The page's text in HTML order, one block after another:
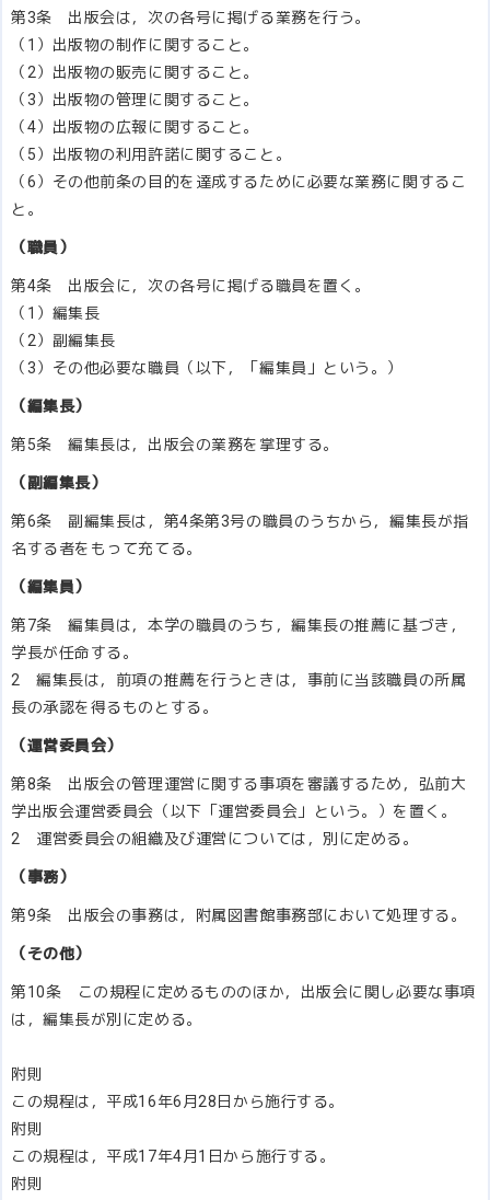
第3条 出版会は，次の各号に掲げる業務を行う。
（1）出版物の制作に関すること。
（2）出版物の販売に関すること。
（3）出版物の管理に関すること。
（4）出版物の広報に関すること。
（5）出版物の利用許諾に関すること。
（6）その他前条の目的を達成するために必要な業務に関するこ
と。
（職員）
第4条 出版会に，次の各号に掲げる職員を置く。
（1）編集長
（2）副編集長
（3）その他必要な職員（以下，「編集員」という。）
（編集長）
第5条 編集長は，出版会の業務を掌理する。
（副編集長）
第6条 副編集長は，第4条第3号の職員のうちから，編集長が指
名する者をもって充てる。
（編集員）
第7条 編集員は，本学の職員のうち，編集長の推薦に基づき，
学長が任命する。
2 編集長は，前項の推薦を行うときは，事前に当該職員の所属
長の承認を得るものとする。
（運営委員会）
第8条 出版会の管理運営に関する事項を審議するため，弘前大
学出版会運営委員会（以下「運営委員会」という。）を置く。
2 運営委員会の組織及び運営については，別に定める。
（事務）
第9条 出版会の事務は，附属図書館事務部において処理する。
（その他）
第10条 この規程に定めるもののほか，出版会に関し必要な事項
は，編集長が別に定める。
附則
この規程は，平成16年6月28日から施行する。
附則
この規程は，平成17年4月1日から施行する。
附則